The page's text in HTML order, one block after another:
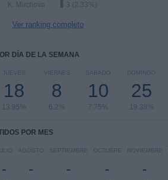
K. Muchova
3 (2.33%)
Ver ranking completo
DÍA DE LA SEMANA
JUEVES
18
13.95%
VIERNES
8
6.2%
SÁBADO
10
7.75%
DOMINGO
25
19.38%
POR MES
-
AGOSTO
-
SEPTIEMBRE
-
OCTUBRE
-
NOVIEMBRE
-